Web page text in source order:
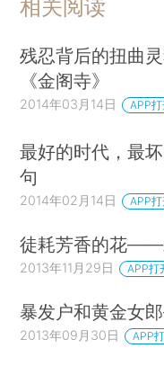
相关阅读
残忍背后的扭曲
《金阁寺》
2014年03月14日 APP
最好的时代，最
句
2014年02月14日 APP
徒耗芳香的花——
2013年11月29日 APP打
暴发户和黄金女
2013年09月30日 APP